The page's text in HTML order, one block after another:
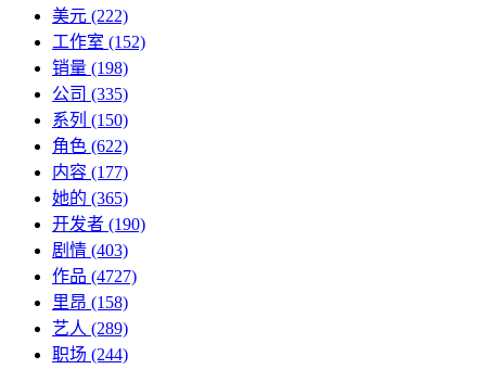
美元 (222)
工作室 (152)
销量 (198)
公司 (335)
系列 (150)
角色 (622)
内容 (177)
她的 (365)
开发者 (190)
剧情 (403)
作品 (4727)
里昂 (158)
艺人 (289)
职场 (244)